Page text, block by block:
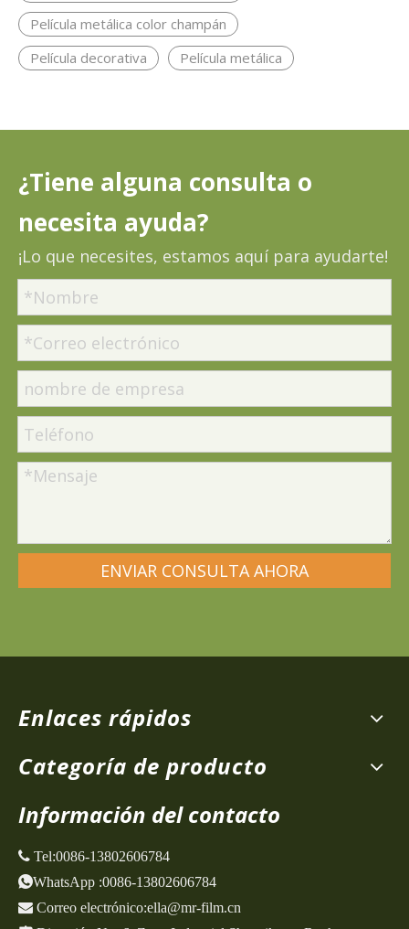
Película metálica color champán
Película decorativa
Película metálica
¿Tiene alguna consulta o
necesita ayuda?
¡Lo que necesites, estamos aquí para ayudarte!
ENVIAR CONSULTA AHORA
Enlaces rápidos
Categoría de producto
Información del contacto
 Tel:0086-13802606784
WhatsApp :0086-13802606784
 Correo electrónico:ella@mr-film.cn